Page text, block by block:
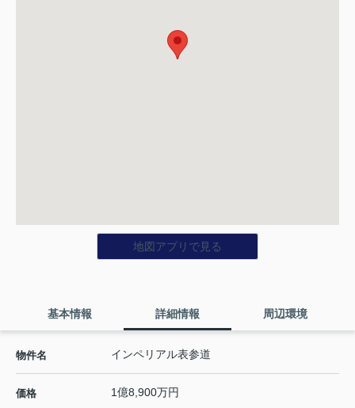
地図アプリで見る
基本情報 詳細情報 周辺環境
物件名 インペリアル表参道
価格 1億8,900万円